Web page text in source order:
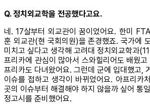
Q. 정치외교학을 전공했다고요.
네. 17살부터 외교관이 꿈이었어요. 한미
훈 외교관(현 국회의원)을 존경했죠. 국가에
미치고 싶다고 생각해 고려대 정치외교학과
프리카에 관심이 많아서 스와힐리어도 배웠
프리카도 다녀왔어요. 그런데 군에 입대했고,
이슈를 접하고 생각이 바뀌었어요. 아프리카
곳의 이슈부터 해결해야 하지 않을까 싶어 통
정고시를 준비했어요.